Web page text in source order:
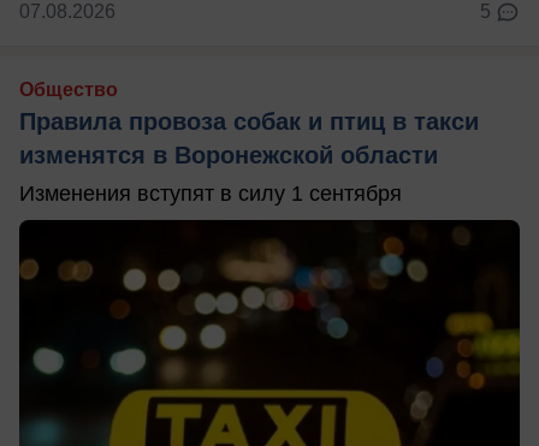
07.08.2026 5
Общество
Правила провоза собак и птиц в такси
изменятся в Воронежской области
Изменения вступят в силу 1 сентября